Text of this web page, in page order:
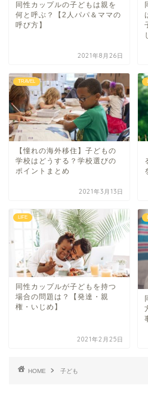
同性カップルの子どもは親を
何と呼ぶ？【2人パパ＆ママの
呼び方】
2021年8月26日
TRAVEL
【憧れの海外移住】子どもの
学校はどうする？学校選びの
ポイントまとめ
2021年3月13日
LIFE
同性カップルが子どもを持つ
場合の問題は？【発達・親
権・いじめ】
2021年2月25日
HOME 子ども